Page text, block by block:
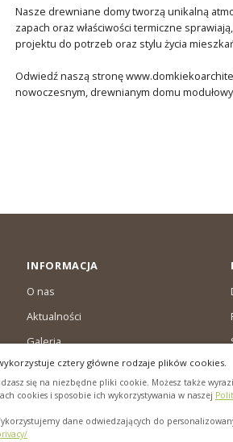
Nasze drewniane domy tworzą unikalną
zapach oraz właściwości termiczne
projektu do potrzeb oraz stylu życia
Odwiedź naszą stronę
nowoczesnym, drewnianym domu
INFORMACJA
O nas
Aktualności
Galeria
Warunki dostawy & Gwarancja
Polityka plików “cookies”
cztery główne rodzaje plików cookies.
się na niezbędne pliki cookie. Możesz także
cookies i sposobie ich wykorzystywania w naszej
dane odwiedzających do